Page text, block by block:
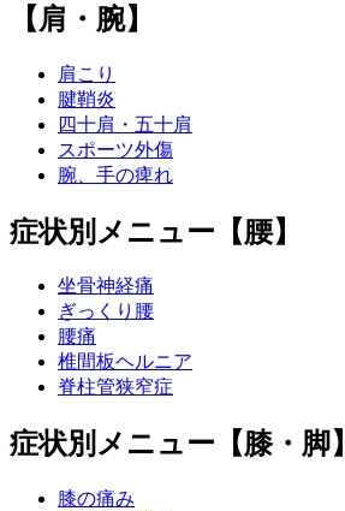
【肩・腕】
肩こり
腱鞘炎
四十肩・五十肩
スポーツ外傷
腕、手の痺れ
症状別メニュー【腰】
坐骨神経痛
ぎっくり腰
腰痛
椎間板ヘルニア
脊柱管狭窄症
症状別メニュー【膝・脚】
膝の痛み